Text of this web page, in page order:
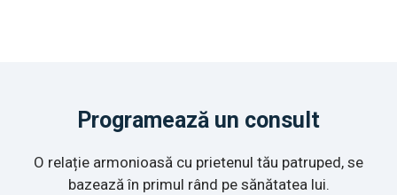
Programează un consult
O relație armonioasă cu prietenul tău patruped, se
bazează în primul rând pe sănătatea lui.